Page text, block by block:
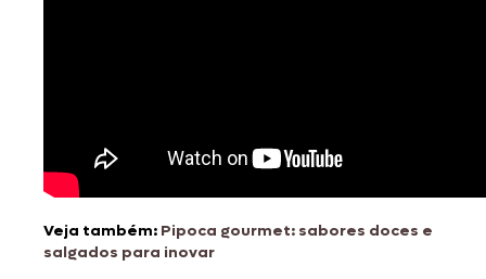
Veja também: Pipoca gourmet: sabores doces e
salgados para inovar